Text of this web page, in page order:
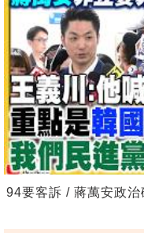
94要客訴 / 蔣萬安政